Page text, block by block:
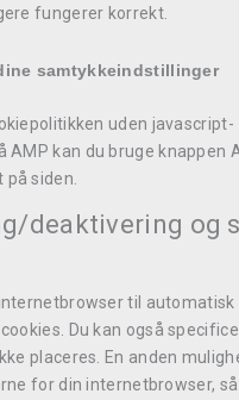
fungerer korrekt.
samtykkeindstillinger
uden javascript-
AMP kan du bruge knappen
siden.
deaktivering og
til automatisk
Du kan også
placeres. En anden
for din internetbrowser, så